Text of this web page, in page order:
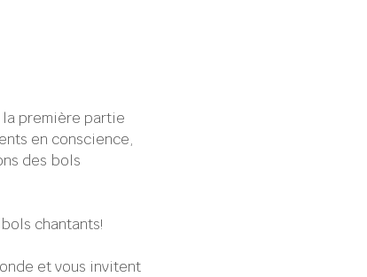
première partie
en conscience,
des bols
chantants!
et vous invitent